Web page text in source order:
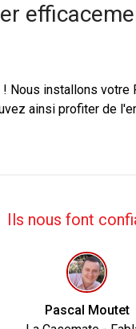
Nous installons votre
ainsi profiter de
Ils nous font
Pascal Moutet